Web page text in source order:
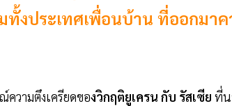
ทั้งประเทศเพื่อนบ้าน ที่ออกมา
ความตึงเครียดของวิกฤติยูเครน กับ รัสเซีย ที่น